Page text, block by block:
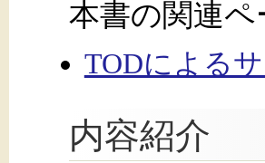
本書の関連
TODによる
内容紹介